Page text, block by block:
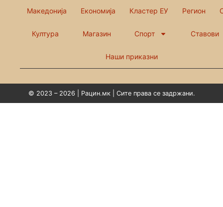
Македонија Економија Кластер ЕУ Регион
Култура Магазин Спорт Ставови
Наши приказни
© 2023 – 2026 | Рацин.мк | Сите права се задржани.